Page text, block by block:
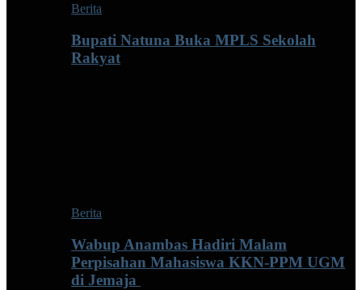
Berita
Bupati Natuna Buka MPLS Sekolah
Rakyat
Berita
Wabup Anambas Hadiri Malam
Perpisahan Mahasiswa KKN-PPM UGM
di Jemaja ‎